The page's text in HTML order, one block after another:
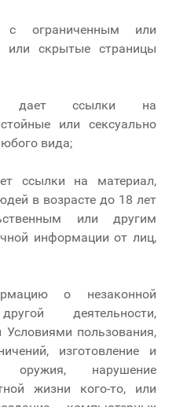
с ограниченным или
или скрытые страницы
дает ссылки на
или сексуально
вида;
ссылки на материал,
в возрасте до 18 лет
или другим
информации от лиц,
о незаконной
деятельности,
пользования,
изготовление и
оружия, нарушение
жизни кого-то, или